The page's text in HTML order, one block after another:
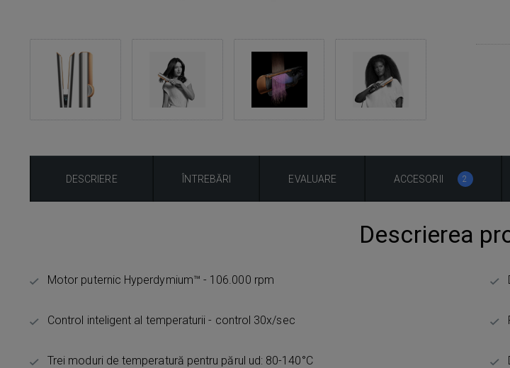
DESCRIERE ÎNTREBĂRI EVALUARE ACCESORII 2
Descrierea
Motor puternic Hyperdymium™ - 106.000 rpm
Control inteligent al temperaturii - control 30x/sec
Trei moduri de temperatură pentru părul ud: 80-140°C